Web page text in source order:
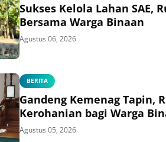
Sukses Kelola Lahan SAE,
Bersama Warga Binaan
Agustus 06, 2026
BERITA
Gandeng Kemenag Tapin,
Kerohanian bagi Warga
Agustus 05, 2026